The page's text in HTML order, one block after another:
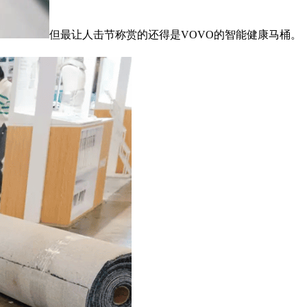
但最让人击节称赏的还得是VOVO的智能健康马桶。